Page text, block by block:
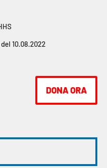
10.08.2022
DONA ORA